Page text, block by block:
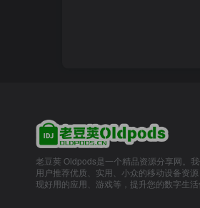
老豆荚 Oldpods是一个精品资源分享网。
用户推荐优质、实用、小众的移动设备资
现好用的应用、游戏等，提升您的数字生活